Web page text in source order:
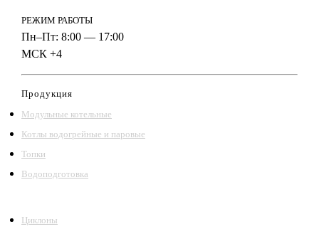
РЕЖИМ РАБОТЫ
Пн–Пт: 8:00 — 17:00
МСК +4
Продукция
Модульные котельные
Котлы водогрейные и паровые
Топки
Водоподготовка
Циклоны